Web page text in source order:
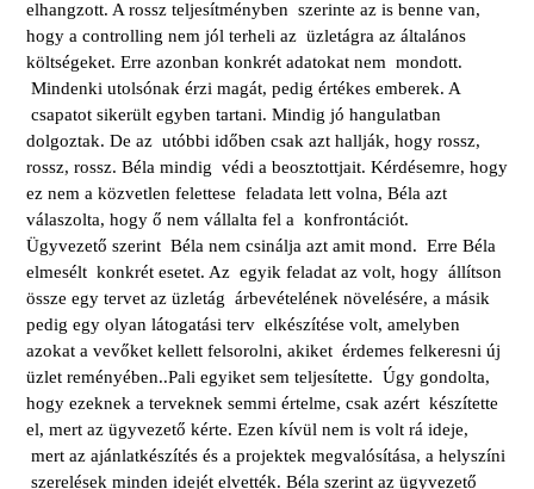
elhangzott. A rossz teljesítményben szerinte az is benne van,
hogy a controlling nem jól terheli az üzletágra az általános
költségeket. Erre azonban konkrét adatokat nem mondott.
Mindenki utolsónak érzi magát, pedig értékes emberek. A
csapatot sikerült egyben tartani. Mindig jó hangulatban
dolgoztak. De az utóbbi időben csak azt hallják, hogy rossz,
rossz, rossz. Béla mindig védi a beosztottjait. Kérdésemre, hogy
ez nem a közvetlen felettese feladata lett volna, Béla azt
válaszolta, hogy ő nem vállalta fel a konfrontációt.
Ügyvezető szerint Béla nem csinálja azt amit mond. Erre Béla
elmesélt konkrét esetet. Az egyik feladat az volt, hogy állítson
össze egy tervet az üzletág árbevételének növelésére, a másik
pedig egy olyan látogatási terv elkészítése volt, amelyben
azokat a vevőket kellett felsorolni, akiket érdemes felkeresni új
üzlet reményében..Pali egyiket sem teljesítette. Úgy gondolta,
hogy ezeknek a terveknek semmi értelme, csak azért készítette
el, mert az ügyvezető kérte. Ezen kívül nem is volt rá ideje,
mert az ajánlatkészítés és a projektek megvalósítása, a helyszíni
szerelések minden idejét elvették. Béla szerint az ügyvezető